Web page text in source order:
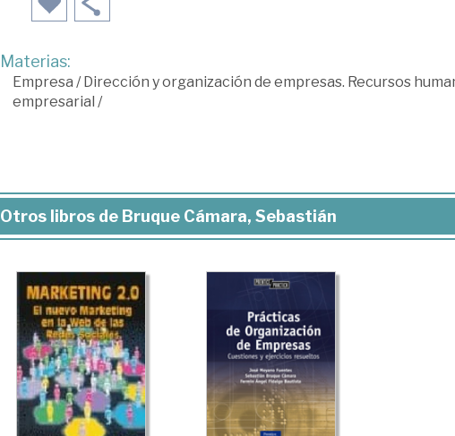
Materias:
Empresa /Dirección y organización de empresas. Recursos
empresarial /
Otros libros de Bruque Cámara, Sebastián